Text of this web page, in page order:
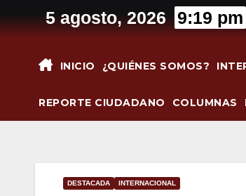
al
5 agosto, 2026 9:19 pm
INICIO ¿QUIÉNES SOMOS?
REPORTE CIUDADANO COLUMNAS
DESTACADA INTERNACIONAL